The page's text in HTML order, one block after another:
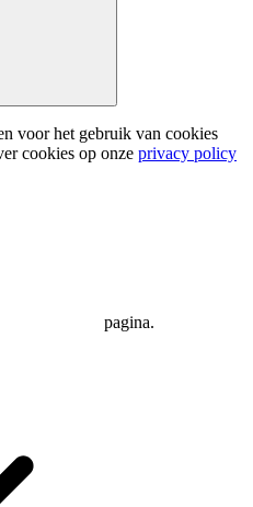
voor het gebruik van cookies
cookies op onze privacy policy
pagina.